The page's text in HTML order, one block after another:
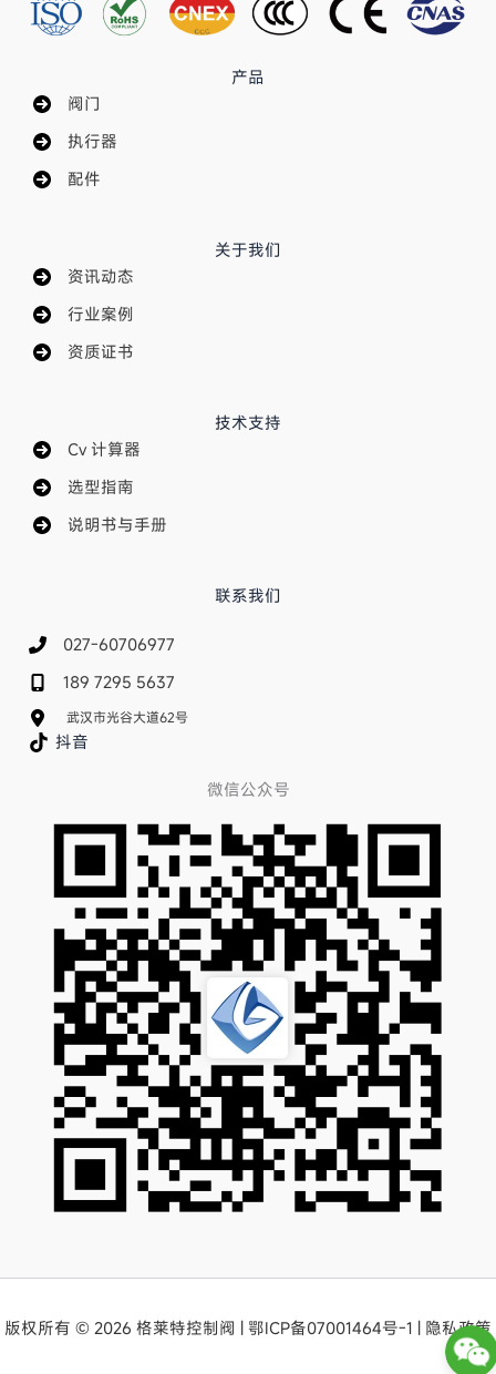
产品
阀门
执行器
配件
关于我们
资讯动态
行业案例
资质证书
技术支持
Cv 计算器
选型指南
说明书与手册
联系我们
027-60706977
189 7295 5637
武汉市光谷大道62号
抖音
微信公众号
版权所有 © 2026 格莱特控制阀 | 鄂ICP备07001464号-1 | 隐私政策